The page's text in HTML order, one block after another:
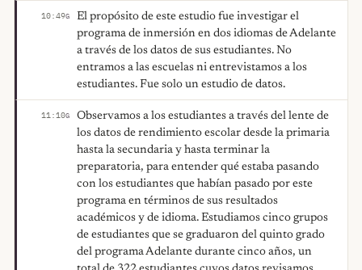
10:49G
El propósito de este estudio fue investigar el
programa de inmersión en dos idiomas de Adelante
a través de los datos de sus estudiantes. No
entramos a las escuelas ni entrevistamos a los
estudiantes. Fue solo un estudio de datos.
11:10G
Observamos a los estudiantes a través del lente de
los datos de rendimiento escolar desde la primaria
hasta la secundaria y hasta terminar la
preparatoria, para entender qué estaba pasando
con los estudiantes que habían pasado por este
programa en términos de sus resultados
académicos y de idioma. Estudiamos cinco grupos
de estudiantes que se graduaron del quinto grado
del programa Adelante durante cinco años, un